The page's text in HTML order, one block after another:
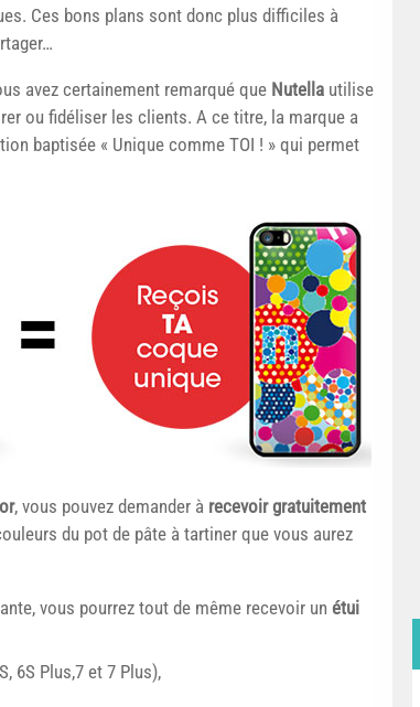
Ces bons plans sont donc plus difficiles à
avez certainement remarqué que Nutella utilise
ou fidéliser les clients. A ce titre, la marque a
baptisée « Unique comme TOI ! » qui permet
, vous pouvez demander à recevoir gratuitement
du pot de pâte à tartiner que vous aurez
vous pourrez tout de même recevoir un étui
6S Plus,7 et 7 Plus),